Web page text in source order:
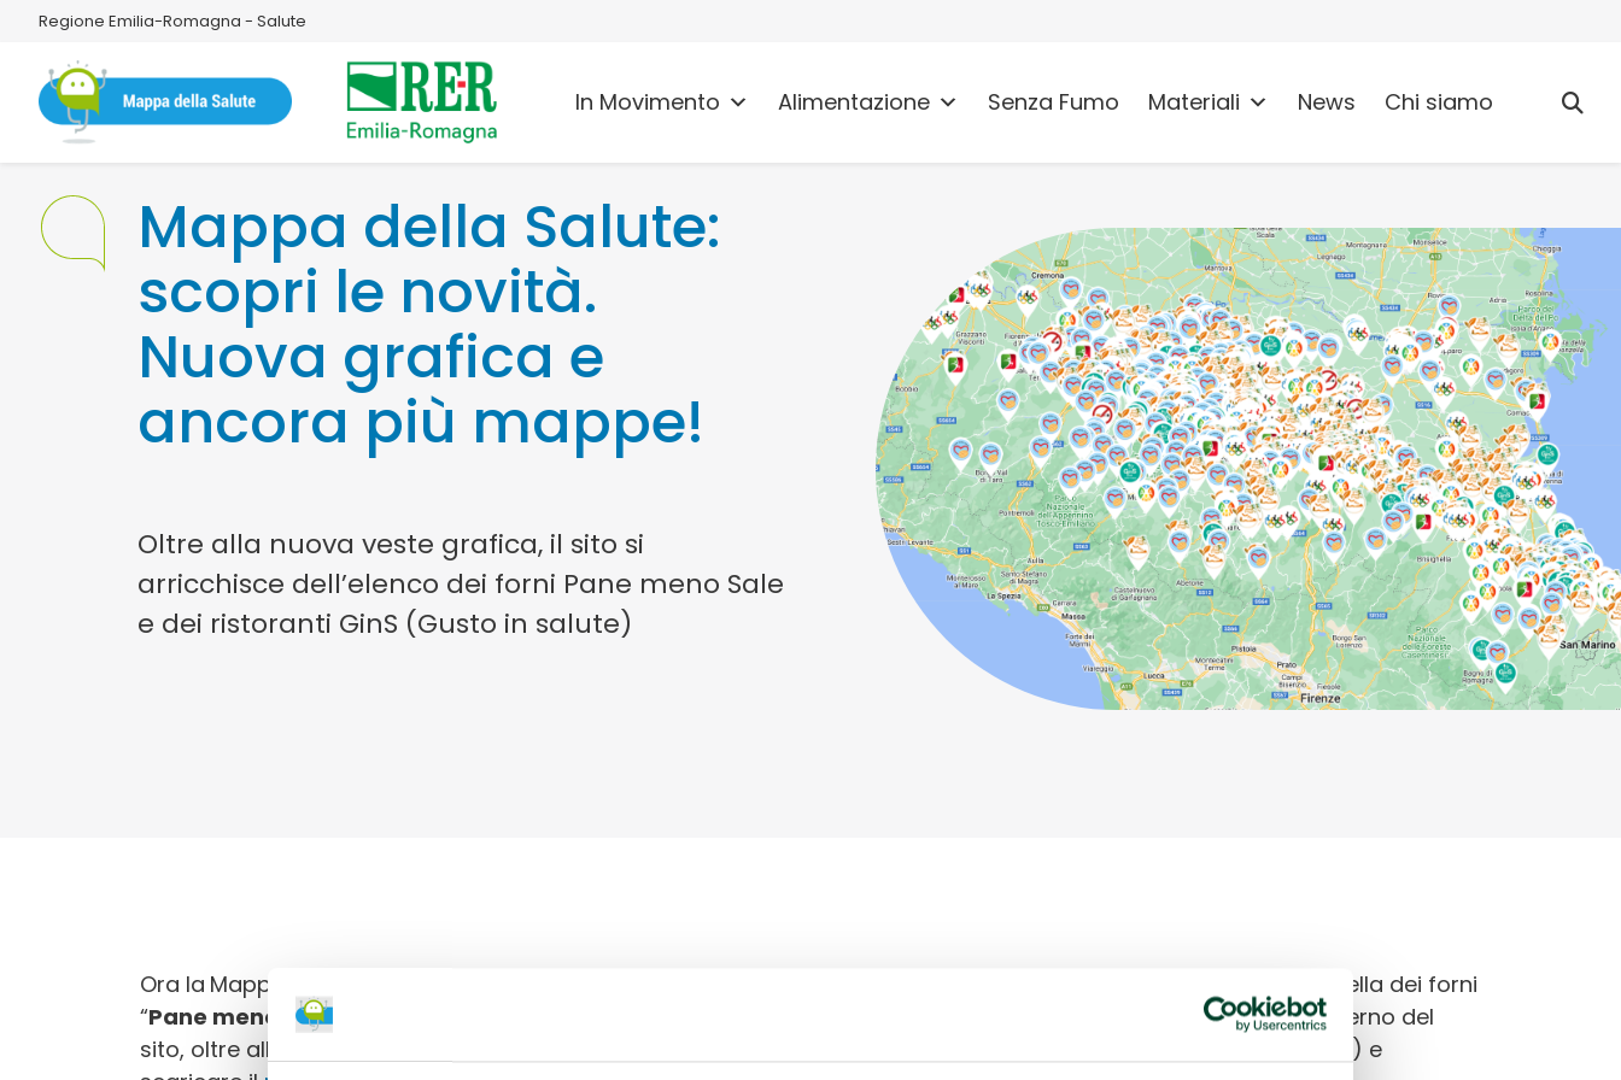
Regione Emilia-Romagna - Salute
In Movimento Alimentazione Senza Fumo Materiali News Chi siamo
Mappa della Salute:
scopri le novità.
Nuova grafica e
ancora più mappe!
Oltre alla nuova veste grafica, il sito si
arricchisce dell’elenco dei forni Pane meno Sale
e dei ristoranti GinS (Gusto in salute)
Ora la Mappa della Salute della Regione Emilia-Romagna ha una
: quella dei forni
“Pane meno Sale” e quella dei ristoranti “
” (dove GinS sta per Gusto in Salute). E come sempre, all’interno del
sito, oltre alle notizie regionali, è possibile navigare nelle tre macro aree (
) e